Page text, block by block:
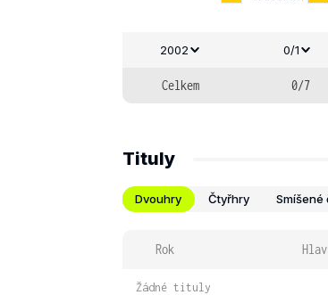
2002 0/1
Celkem 0/7
Tituly
Dvouhry Čtyřhry Smíšené
Rok
Žádné tituly